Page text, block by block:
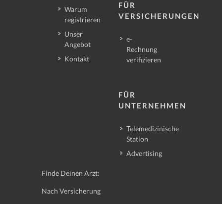
Warum
registrieren
Unser
Angebot
Kontakt
FÜR
VERSICHERUNGEN
e-
Rechnung
verifizieren
FÜR
UNTERNEHMEN
Telemedizinische
Station
Advertising
Finde Deinen Arzt:
Nach Versicherung